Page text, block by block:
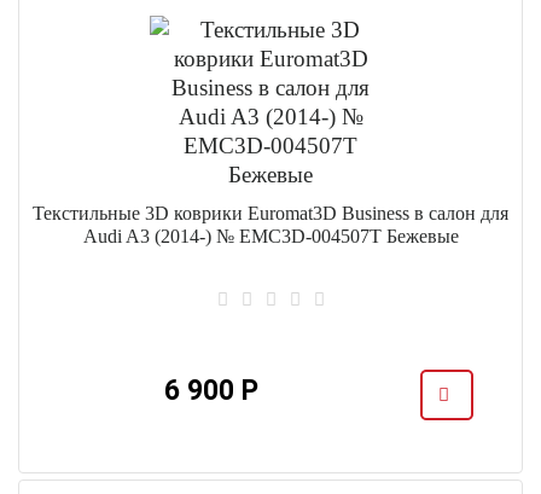
Текстильные 3D коврики Euromat3D Business в салон для
Audi A3 (2014-) № EMC3D-004507T Бежевые
6 900 Р